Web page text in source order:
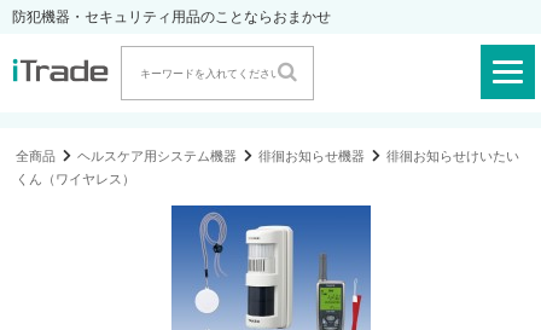
防犯機器・セキュリティ用品のことならおまかせ
全商品 ヘルスケア用システム機器 徘徊お知らせ機器
徘徊お知らせけいたい
くん（ワイヤレス）